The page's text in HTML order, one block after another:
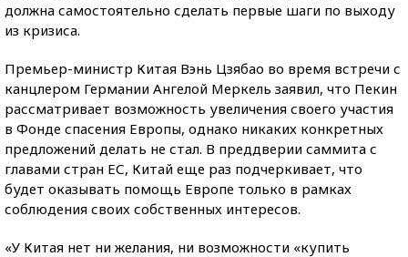
должна самостоятельно сделать первые шаги по выходу
из кризиса.
Премьер-министр Китая Вэнь Цзябао во время встречи с
канцлером Германии Ангелой Меркель заявил, что Пекин
рассматривает возможность увеличения своего участия
в Фонде спасения Европы, однако никаких конкретных
предложений делать не стал. В преддверии саммита с
главами стран ЕС, Китай еще раз подчеркивает, что
будет оказывать помощь Европе только в рамках
соблюдения своих собственных интересов.
«У Китая нет ни желания, ни возможности «купить